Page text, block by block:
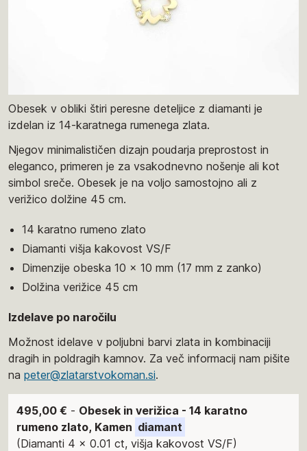
Obesek v obliki štiri peresne deteljice z diamanti je
izdelan iz 14-karatnega rumenega zlata.
Njegov minimalističen dizajn poudarja preprostost in
eleganco, primeren je za vsakodnevno nošenje ali kot
simbol sreče. Obesek je na voljo samostojno ali z
verižico dolžine 45 cm.
14 karatno rumeno zlato
Diamanti višja kakovost VS/F
Dimenzije obeska 10 x 10 mm (17 mm z zanko)
Dolžina verižice 45 cm
Izdelave po naročilu
Možnost idelave v poljubni barvi zlata in kombinaciji
dragih in poldragih kamnov. Za več informacij nam pišite
na peter@zlatarstvokoman.si.
495,00 € - Obesek in verižica - 14 karatno
rumeno zlato, Kamen diamant
(Diamanti 4 x 0.01 ct, višja kakovost VS/F)